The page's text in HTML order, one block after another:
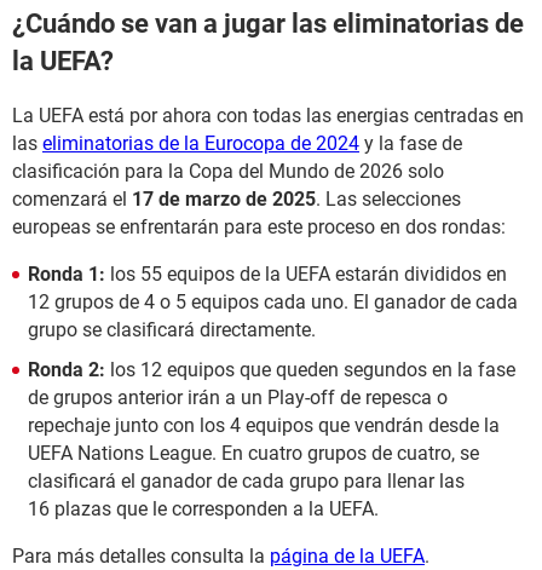
¿Cuándo se van a jugar las eliminatorias de
la UEFA?
La UEFA está por ahora con todas las energias centradas en
las eliminatorias de la Eurocopa de 2024 y la fase de
clasificación para la Copa del Mundo de 2026 solo
comenzará el 17 de marzo de 2025. Las selecciones
europeas se enfrentarán para este proceso en dos rondas:
Ronda 1: los 55 equipos de la UEFA estarán divididos en
12 grupos de 4 o 5 equipos cada uno. El ganador de cada
grupo se clasificará directamente.
Ronda 2: los 12 equipos que queden segundos en la fase
de grupos anterior irán a un Play-off de repesca o
repechaje junto con los 4 equipos que vendrán desde la
UEFA Nations League. En cuatro grupos de cuatro, se
clasificará el ganador de cada grupo para llenar las
16 plazas que le corresponden a la UEFA.
Para más detalles consulta la página de la UEFA.